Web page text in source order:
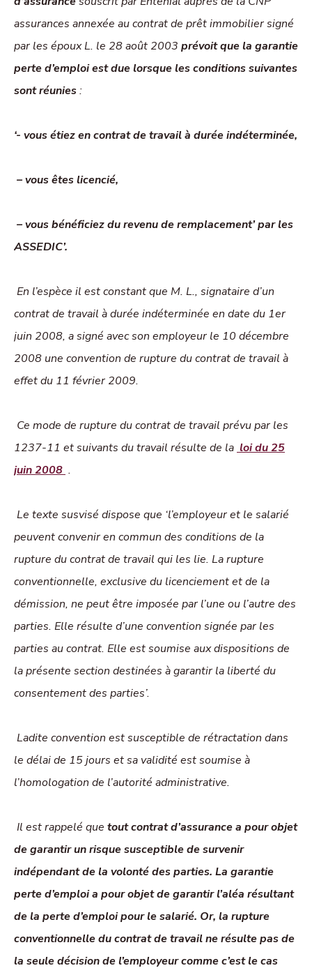
assurances annexée au contrat de prêt immobilier signé
par les époux L. le 28 août 2003 prévoit que la garantie
perte d’emploi est due lorsque les conditions suivantes
sont réunies:
‘- vous étiez en contrat de travail à durée indéterminée,
– vous êtes licencié,
– vous bénéficiez du revenu de remplacement’ par les
ASSEDIC’.
En l’espèce il est constant que M. L., signataire d’un
contrat de travail à durée indéterminée en date du 1er
juin 2008, a signé avec son employeur le 10 décembre
2008 une convention de rupture du contrat de travail à
effet du 11 février 2009.
Ce mode de rupture du contrat de travail prévu par les
1237-11 et suivants du travail résulte de la loi du 25
juin 2008 .
Le texte susvisé dispose que ‘l’employeur et le salarié
peuvent convenir en commun des conditions de la
rupture du contrat de travail qui les lie. La rupture
conventionnelle, exclusive du licenciement et de la
démission, ne peut être imposée par l’une ou l’autre des
parties. Elle résulte d’une convention signée par les
parties au contrat. Elle est soumise aux dispositions de
la présente section destinées à garantir la liberté du
consentement des parties’.
Ladite convention est susceptible de rétractation dans
le délai de 15 jours et sa validité est soumise à
l’homologation de l’autorité administrative.
Il est rappelé que tout contrat d’assurance a pour objet
de garantir un risque susceptible de survenir
indépendant de la volonté des parties. La garantie
perte d’emploi a pour objet de garantir l’aléa résultant
de la perte d’emploi pour le salarié. Or, la rupture
conventionnelle du contrat de travail ne résulte pas de
la seule décision de l’employeur comme c’est le cas